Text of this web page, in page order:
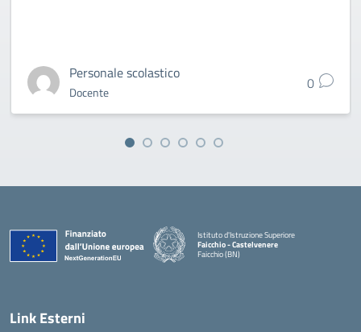
Personale scolastico
Docente 0
Istituto d'Istruzione Superiore
Faicchio - Castelvenere
Faicchio (BN)
Link Esterni